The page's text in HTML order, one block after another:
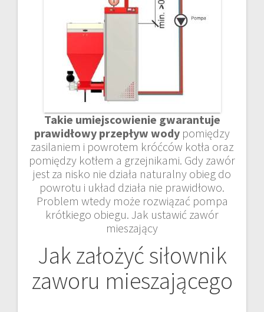
Takie umiejscowienie gwarantuje
prawidłowy przepływ wody pomiędzy
zasilaniem i powrotem króćców kotła oraz
pomiędzy kotłem a grzejnikami. Gdy zawór
jest za nisko nie działa naturalny obieg do
powrotu i układ działa nie prawidłowo.
Problem wtedy może rozwiązać pompa
krótkiego obiegu. Jak ustawić zawór
mieszający
Jak założyć siłownik
zaworu mieszającego